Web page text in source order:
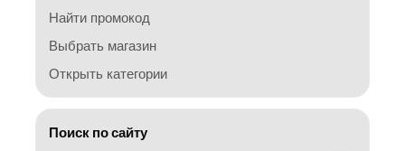
Найти промокод
Выбрать магазин
Открыть категории
Поиск по сайту